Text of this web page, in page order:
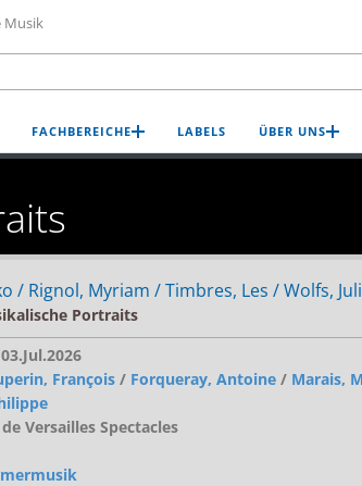
Musik
FACHBEREICHE LABELS ÜBER UNS
/ Rignol, Myriam / Timbres, Les / Wolfs,
Portraits
03.Jul.2026
François / Forqueray, Antoine / Marais,
Versailles Spectacles